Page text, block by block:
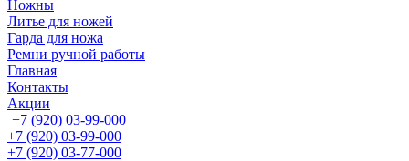
Ножны
Литье для ножей
Гарда для ножа
Ремни ручной работы
Главная
Контакты
Акции
+7 (920) 03-99-000
+7 (920) 03-99-000
+7 (920) 03-77-000